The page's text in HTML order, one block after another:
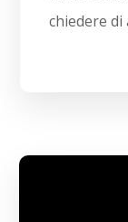
chiedere di